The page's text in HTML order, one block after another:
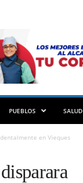
PUEBLOS SALUD
en Vieques